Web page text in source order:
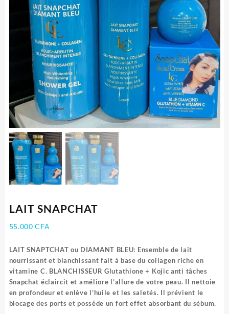
LAIT SNAPCHAT
55.000CFA
LAIT SNAPTCHAT ou DIAMANT BLEU: Ensemble de lait
nourrissant et blanchissant fait à base du collagen riche en
vitamine C. BLANCHISSEUR Glutathione + Kojic anti tâches
Snapchat éclaircit et améliore l’allure de votre peau. Il nettoie
en profondeur et enlève l’huile et les saletés. Il prévient le
blocage des ports et possède un fort effet absorbant du sébum.